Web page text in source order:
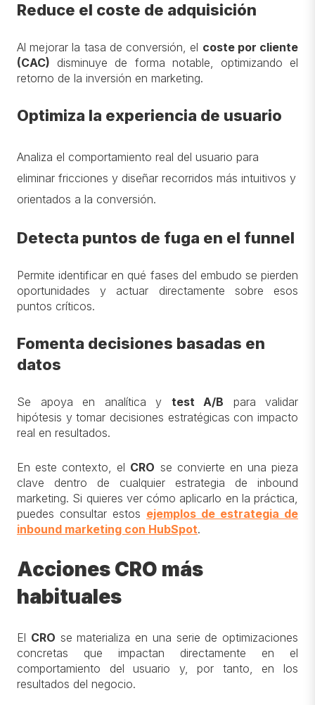
Reduce el coste de adquisición
Al mejorar la tasa de conversión, el coste por cliente
(CAC) disminuye de forma notable, optimizando el
retorno de la inversión en marketing.
Optimiza la experiencia de usuario
Analiza el comportamiento real del usuario para
eliminar fricciones y diseñar recorridos más intuitivos y
orientados a la conversión.
Detecta puntos de fuga en el funnel
Permite identificar en qué fases del embudo se pierden
oportunidades y actuar directamente sobre esos
puntos críticos.
Fomenta decisiones basadas en
datos
Se apoya en analítica y test A/B para validar
hipótesis y tomar decisiones estratégicas con impacto
real en resultados.
En este contexto, el CRO se convierte en una pieza
clave dentro de cualquier estrategia de inbound
marketing. Si quieres ver cómo aplicarlo en la práctica,
puedes consultar estos ejemplos de estrategia de
inbound marketing con HubSpot.
Acciones CRO más
habituales
El CRO se materializa en una serie de optimizaciones
concretas que impactan directamente en el
comportamiento del usuario y, por tanto, en los
resultados del negocio.